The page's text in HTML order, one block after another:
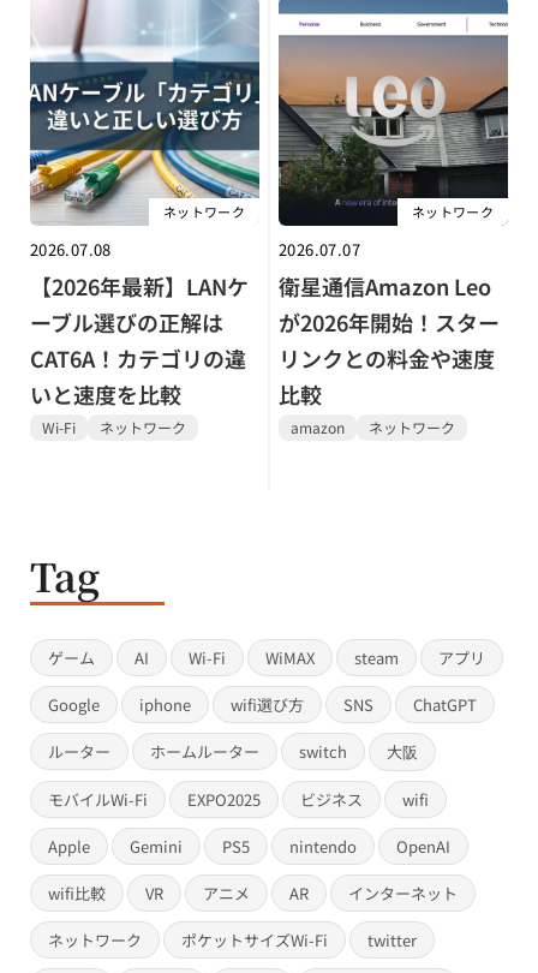
ネットワーク
2026.07.08
【2026年最新】LANケ
ーブル選びの正解は
CAT6A！カテゴリの違
いと速度を比較
Wi-Fi ネットワーク
ネットワーク
2026.07.07
衛星通信Amazon Leo
が2026年開始！スター
リンクとの料金や速度
比較
amazon ネットワーク
Tag
ゲーム AI Wi-Fi WiMAX steam アプリ
Google iphone wifi選び方 SNS ChatGPT
ルーター ホームルーター switch 大阪
モバイルWi-Fi EXPO2025 ビジネス wifi
Apple Gemini PS5 nintendo OpenAI
wifi比較 VR アニメ AR インターネット
ネットワーク ポケットサイズWi-Fi twitter